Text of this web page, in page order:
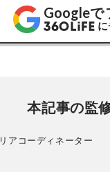
Googleで
本記事の監
アコーディネーター